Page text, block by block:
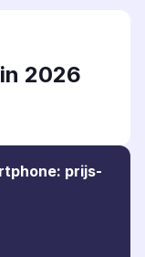
2026
prijs-